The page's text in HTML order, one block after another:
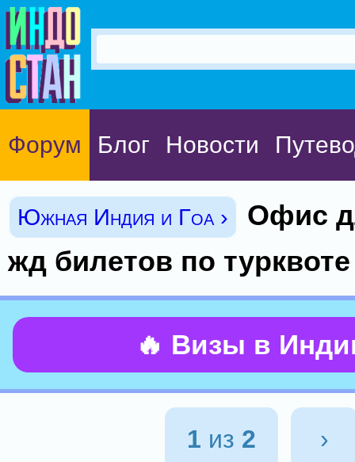
Форум Блог Новости
Южная Индия и Гоа ›
Офис
жд билетов по
🔥 Визы в
1 из 2 ›